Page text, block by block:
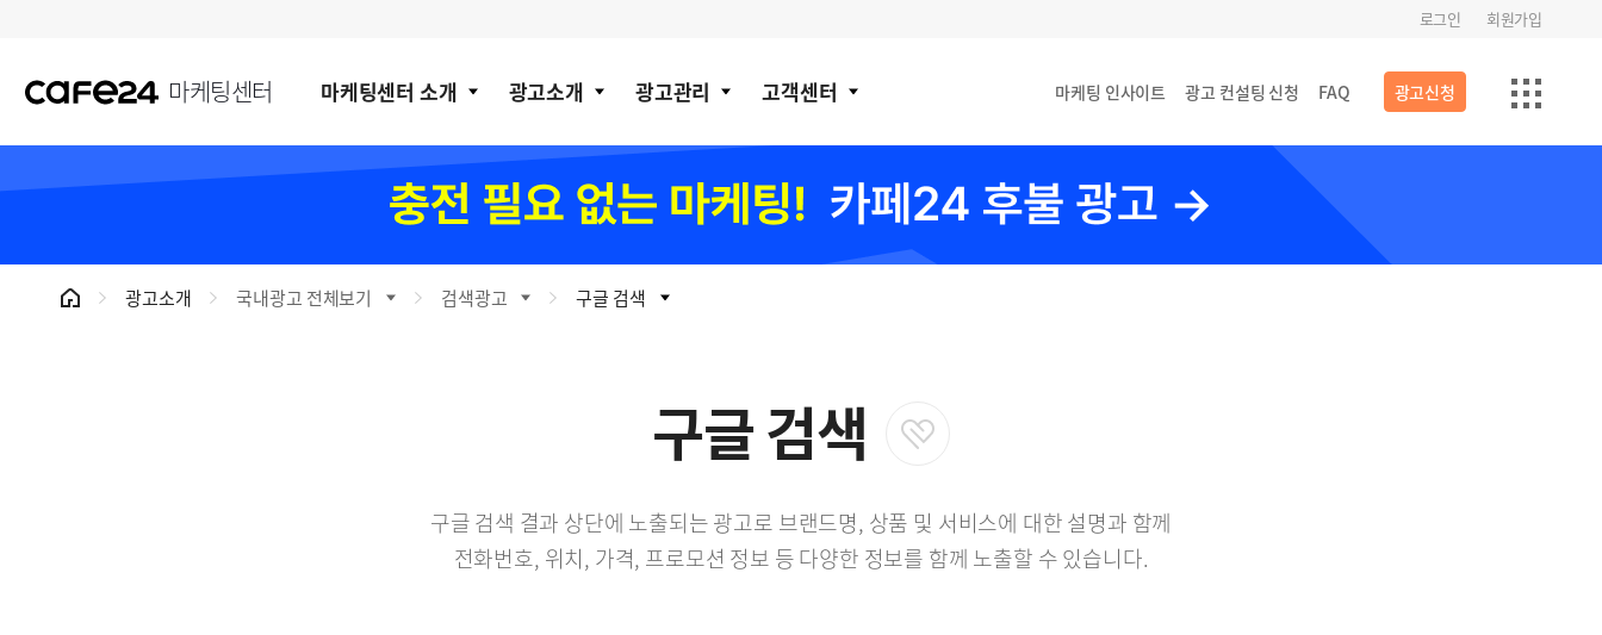
로그인 회원가입
마케팅센터 마케팅센터 소개 광고소개 광고관리 고객센터 마케팅 인사이트 광고 컨설팅 신청 FAQ 광고신청
광고소개 국내광고 전체보기 검색광고 구글 검색
구글 검색
구글 검색 결과 상단에 노출되는 광고로 브랜드명, 상품 및 서비스에 대한 설명과 함께
전화번호, 위치, 가격, 프로모션 정보 등 다양한 정보를 함께 노출할 수 있습니다.